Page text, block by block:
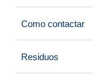
Como contactar
Residuos